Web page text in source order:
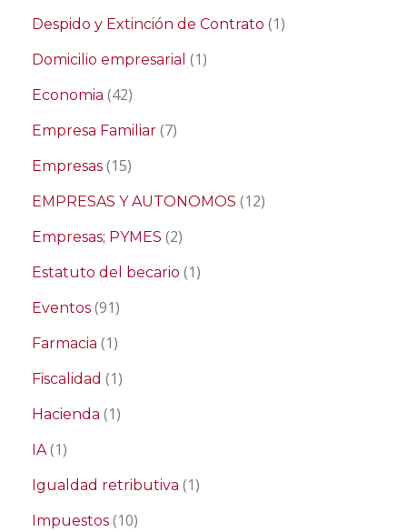
Despido y Extinción de Contrato (1)
Domicilio empresarial (1)
Economia (42)
Empresa Familiar (7)
Empresas (15)
EMPRESAS Y AUTONOMOS (12)
Empresas; PYMES (2)
Estatuto del becario (1)
Eventos (91)
Farmacia (1)
Fiscalidad (1)
Hacienda (1)
IA(1)
Igualdad retributiva (1)
Impuestos (10)